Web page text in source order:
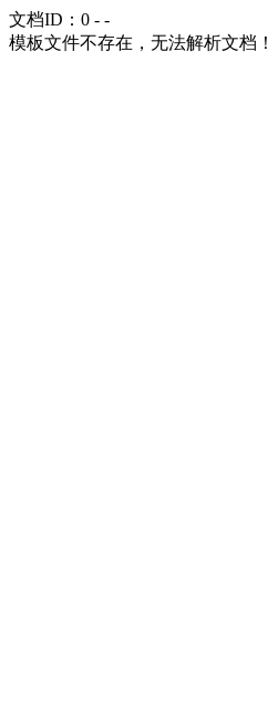
文档ID：0 - -
模板文件不存在，无法解析文档！